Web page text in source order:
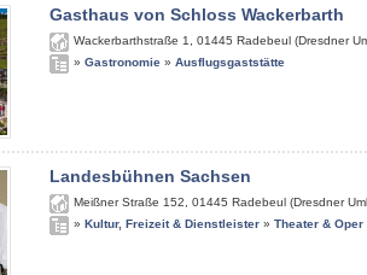
Gasthaus von Schloss Wackerbarth
Wackerbarthstraße 1 01445 Radebeul (Dresdner
» Gastronomie » Ausflugsgaststätte
Landesbühnen Sachsen
Meißner Straße 152 01445 Radebeul (Dresdner
» Kultur, Freizeit & Dienstleister » Theater & Oper